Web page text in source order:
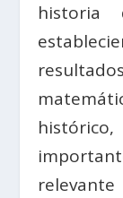
historia